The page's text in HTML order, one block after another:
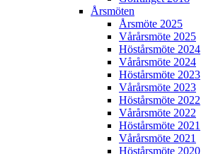
Årsmöten
Årsmöte 2025
Vårårsmöte 2025
Höstårsmöte 2024
Vårårsmöte 2024
Höstårsmöte 2023
Vårårsmöte 2023
Höstårsmöte 2022
Vårårsmöte 2022
Höstårsmöte 2021
Vårårsmöte 2021
Höstårsmöte 2020